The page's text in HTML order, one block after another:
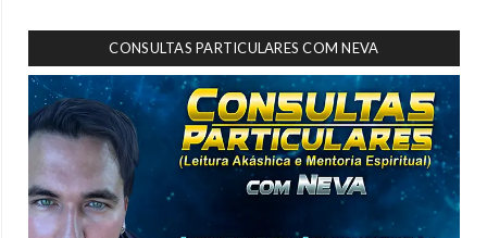
CONSULTAS PARTICULARES COM NEVA